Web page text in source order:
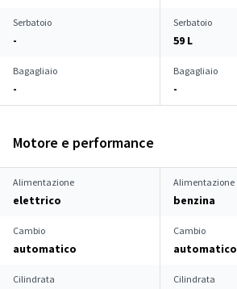
Serbatoio
-
Serbatoio
59 L
Bagagliaio
-
Bagagliaio
-
Motore e performance
Alimentazione
elettrico
Alimentazione
benzina
Cambio
automatico
Cambio
automatico
Cilindrata Cilindrata